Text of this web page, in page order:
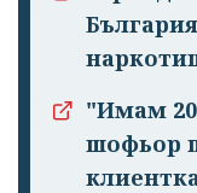
"Имам
шофьор